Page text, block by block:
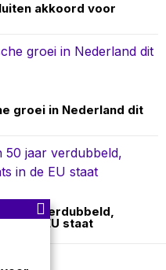
akkoord voor
groei in Nederland dit
jaar verdubbeld,
in de EU staat